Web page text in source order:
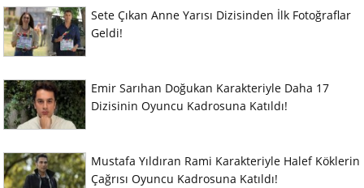
Sete Çıkan Anne Yarısı Dizisinden İlk Fotoğraflar
Geldi!
Emir Sarıhan Doğukan Karakteriyle Daha 17
Dizisinin Oyuncu Kadrosuna Katıldı!
Mustafa Yıldıran Rami Karakteriyle Halef Köklerin
Çağrısı Oyuncu Kadrosuna Katıldı!